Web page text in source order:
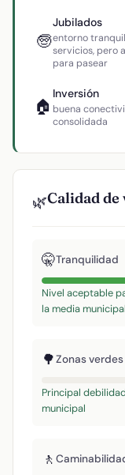
🧓
Jubilados
entorno
servicios, pero
para pasear
🏠
Inversión
buena
consolidada
🌿Calidad de
🤫Tranquilidad
Nivel aceptable
la media municipal
🌳Zonas verdes
Principal
municipal
🚶